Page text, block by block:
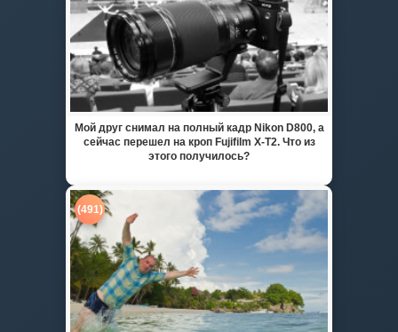
Мой друг снимал на полный кадр Nikon D800, а
сейчас перешел на кроп Fujifilm X-T2. Что из
этого получилось?
(491)